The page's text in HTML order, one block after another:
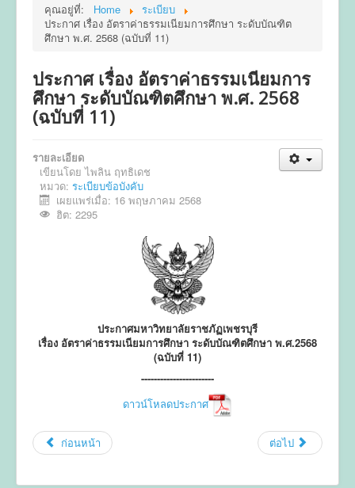
ชั่น
ข้อมูลทั่วไป
ระเบียบ
การลงทะเบียน
ข่าวประชาสัมพันธ์
ข่าวประชุมวิชาการ
ข่าวรับสมัคร
คุณอยู่ที่: Home
ระเบียบ
ประกาศ เรื่อง อัตราค่าธรรมเนียมการศึกษา ระดับบัณฑิต
ศึกษา พ.ศ. 2568 (ฉบับที่ 11)
ประกาศ เรื่อง อัตราค่าธรรมเนียมการ
ศึกษา ระดับบัณฑิตศึกษา พ.ศ. 2568
(ฉบับที่ 11)
รายละเอียด
เขียนโดยไพลิน ฤทธิเดช
หมวด: ระเบียบข้อบังคับ
เผยแพร่เมื่อ: 16 พฤษภาคม 2568
ฮิต: 2295
ประกาศมหาวิทยาลัยราชภัฏเพชรบุรี
เรื่อง อัตราค่าธรรมเนียมการศึกษา ระดับบัณฑิตศึกษา พ.ศ.2568
(ฉบับที่ 11)
-----------------------
ดาวน์โหลดประกาศ
ก่อนหน้า ต่อไป